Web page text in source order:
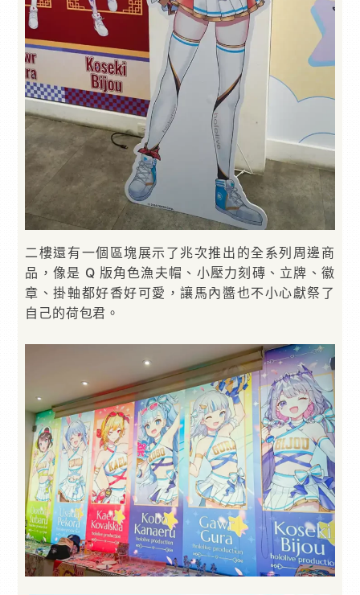
二樓還有一個區塊展示了兆次推出的全系列周邊商
品，像是 Q 版角色漁夫帽、小壓力刻磚、立牌、徽
章、掛軸都好香好可愛，讓馬內醬也不小心獻祭了
自己的荷包君。